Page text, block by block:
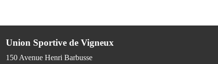
Union Sportive de Vigneux
150 Avenue Henri Barbusse